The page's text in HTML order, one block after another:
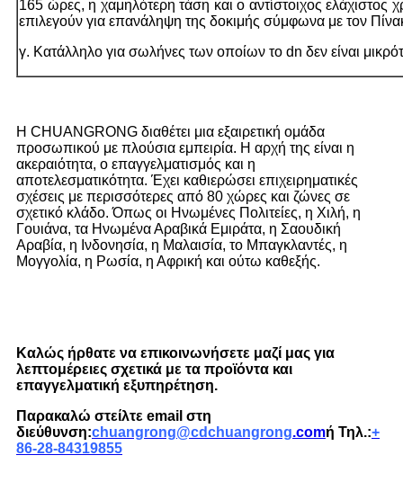
165 ώρες, η χαμηλότερη τάση και ο αντίστοιχος ελάχιστος
επιλεγούν για επανάληψη της δοκιμής σύμφωνα με τον
γ. Κατάλληλο για σωλήνες των οποίων το dn δεν είναι
Η CHUANGRONG διαθέτει μια εξαιρετική ομάδα
προσωπικού με πλούσια εμπειρία. Η αρχή της είναι η
ακεραιότητα, ο επαγγελματισμός και η
αποτελεσματικότητα. Έχει καθιερώσει επιχειρηματικές
σχέσεις με περισσότερες από 80 χώρες και ζώνες σε
σχετικό κλάδο. Όπως οι Ηνωμένες Πολιτείες, η Χιλή, η
Γουιάνα, τα Ηνωμένα Αραβικά Εμιράτα, η Σαουδική
Αραβία, η Ινδονησία, η Μαλαισία, το Μπαγκλαντές, η
Μογγολία, η Ρωσία, η Αφρική και ούτω καθεξής.
Καλώς ήρθατε να επικοινωνήσετε μαζί μας για
λεπτομέρειες σχετικά με τα προϊόντα και
επαγγελματική εξυπηρέτηση.
Παρακαλώ στείλτε email στη
διεύθυνση:chuangrong@cdchuangrong.comή Τηλ.:+
86-28-84319855